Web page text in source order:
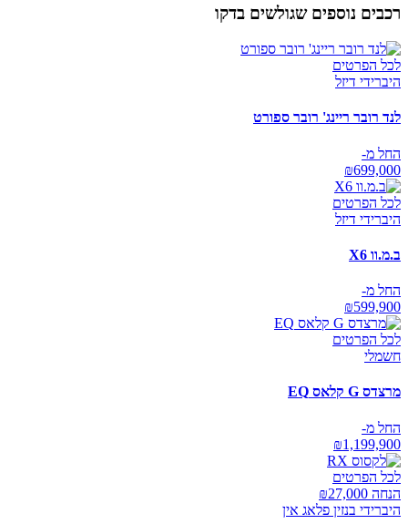
רכבים נוספים שגולשים בדקו
לכל הפרטים
היברידי דיזל
לנד רובר ריינג' רובר ספורט
החל מ-
₪699,000
לכל הפרטים
היברידי דיזל
ב.מ.וו X6
החל מ-
₪599,900
לכל הפרטים
חשמלי
מרצדס G קלאס EQ
החל מ-
₪1,199,900
לכל הפרטים
הנחה ₪ 27,000
היברידי בנזין פלאג אין